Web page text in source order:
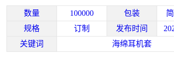
数量 100000 包装
规格
订制 发布时间
关键词
海绵耳机套